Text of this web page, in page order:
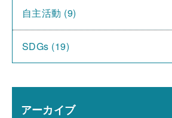
自主活動 (9)
SDGs (19)
アーカイブ